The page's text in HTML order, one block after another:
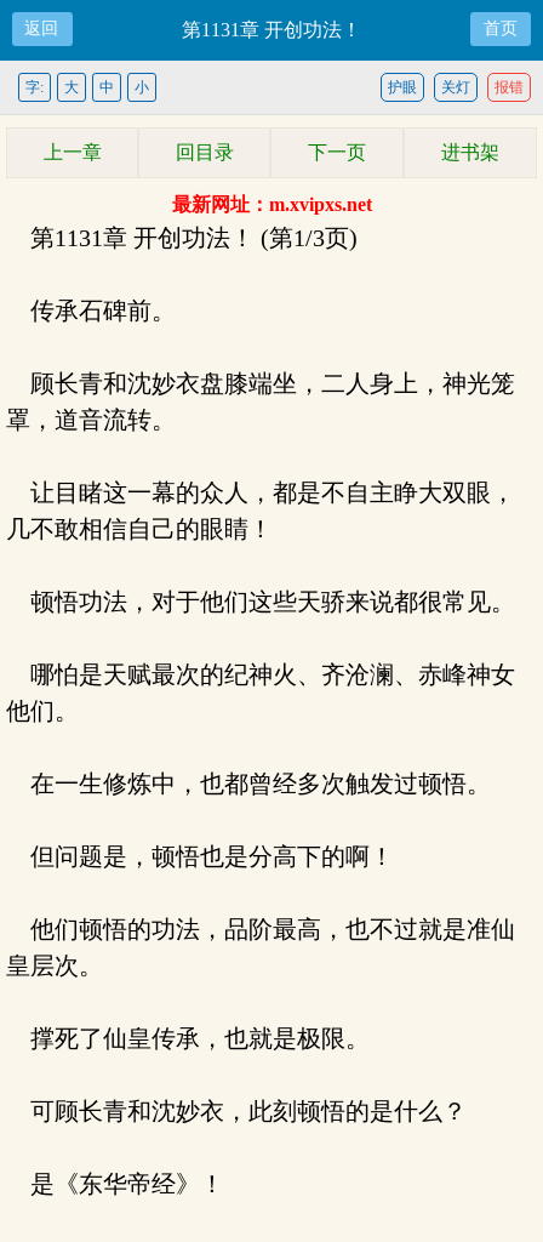
返回 第1131章 开创功法！ 首页
报错
关灯
护眼
字: 大 中 小
上一章 回目录 下一页 进书架
最新网址：m.xvipxs.net
第1131章 开创功法！ (第1/3页)
传承石碑前。
顾长青和沈妙衣盘膝端坐，二人身上，神光笼
罩，道音流转。
让目睹这一幕的众人，都是不自主睁大双眼，
几不敢相信自己的眼睛！
顿悟功法，对于他们这些天骄来说都很常见。
哪怕是天赋最次的纪神火、齐沧澜、赤峰神女
他们。
在一生修炼中，也都曾经多次触发过顿悟。
但问题是，顿悟也是分高下的啊！
他们顿悟的功法，品阶最高，也不过就是准仙
皇层次。
撑死了仙皇传承，也就是极限。
可顾长青和沈妙衣，此刻顿悟的是什么？
是《东华帝经》！